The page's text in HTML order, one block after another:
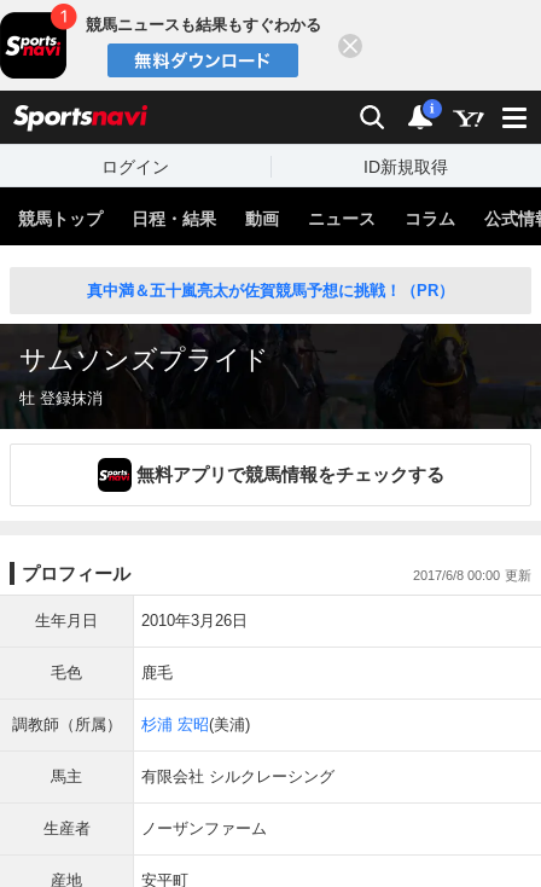
競馬ニュースも結果もすぐわかる
検索 通知
i
ログイン ID新規取得
競馬トップ 日程・結果 動画 ニュース コラム 公式情
真中満＆五十嵐亮太が佐賀競馬予想に挑戦！（PR）
サムソンズプライド
牡 登録抹消
無料アプリで競馬情報をチェックする
プロフィール 2017/6/8 00:00
生年月日 2010年3月26日
毛色 鹿毛
調教師（所属） 杉浦 宏昭(美浦)
馬主 有限会社 シルクレーシング
生産者 ノーザンファーム
産地 安平町